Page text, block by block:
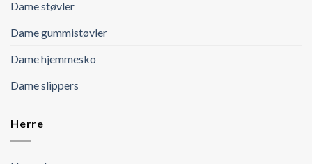
Dame støvler
Dame gummistøvler
Dame hjemmesko
Dame slippers
Herre